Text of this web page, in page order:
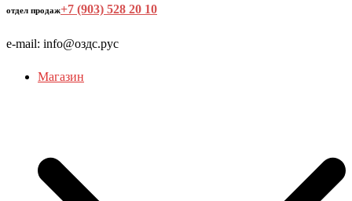
отдел продаж+7 (903) 528 20 10
e-mail: info@оздс.рус
Магазин